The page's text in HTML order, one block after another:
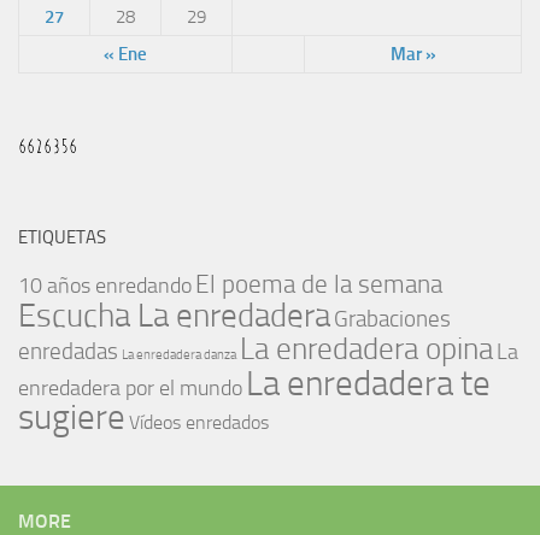
« Ene Mar »
27
28 29
ETIQUETAS
10 años enredando El poema de la semana
Escucha La enredaderaGrabaciones
enredadas La enredadera danza La enredadera opinaLa
enredadera por el mundo La enredadera te
sugiere Vídeos enredados
MORE